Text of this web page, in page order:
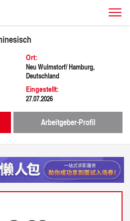
Ort:
Neu Wulmstorf/ Hamburg,
Deutschland
Eingestellt:
27.07.2026
Arbeitgeber-Profil